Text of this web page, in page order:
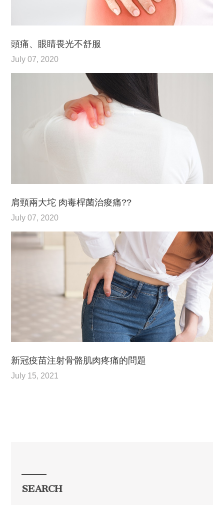
頭痛、眼睛畏光不舒服
July 07, 2020
肩頸兩大坨 肉毒桿菌治痠痛??
July 07, 2020
新冠疫苗注射骨骼肌肉疼痛的問題
July 15, 2021
SEARCH